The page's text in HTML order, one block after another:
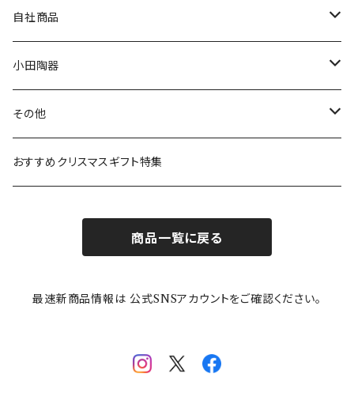
プレート
ボウル
ガラスウェア
カトラリー
80th記念アイテム
リトルミイの日記念アイテム
MOOMIN ANIMATION
スヌーピー
ピーターラビット
ポケットモンスター
mofusand（モフサンド）
mofsand×日比谷花壇
LA AMYS(エミーズ)
LISA LARSON(リサラーソン)
LAURA ASHLEY(ローラ アシュレイ)
Finlayson(フィンレイソン)
HANAE MORI(ハナエモリ)
THE BEATLES(ザ・ビートルズ)
自社商品
ねこ企画
Cecera(セセラ)
CELEC(セレック)
隅切り重箱
小田陶器
さざなみ
吉祥
メイメイウェア
SoSo(ソソ）
その他
リサイクル食器
おすすめクリスマスギフト特集
商品一覧に戻る
最速新商品情報は 公式SNSアカウントをご確認ください。